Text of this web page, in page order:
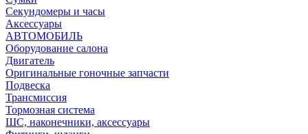
Секундомеры и часы
Аксессуары
АВТОМОБИЛЬ
Оборудование салона
Двигатель
Оригинальные гоночные запчасти
Подвеска
Трансмиссия
Тормозная система
ШС, наконечники, аксессуары